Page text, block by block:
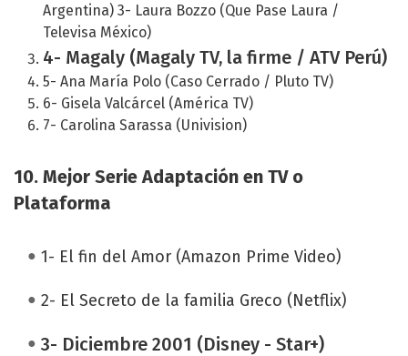
Argentina) 3- Laura Bozzo (Que Pase Laura /
Televisa México)
4- Magaly (Magaly TV, la firme / ATV Perú)
5- Ana María Polo (Caso Cerrado / Pluto TV)
6- Gisela Valcárcel (América TV)
7- Carolina Sarassa (Univision)
10. Mejor Serie Adaptación en TV o
Plataforma
1- El fin del Amor (Amazon Prime Video)
2- El Secreto de la familia Greco (Netflix)
3- Diciembre 2001 (Disney - Star+)